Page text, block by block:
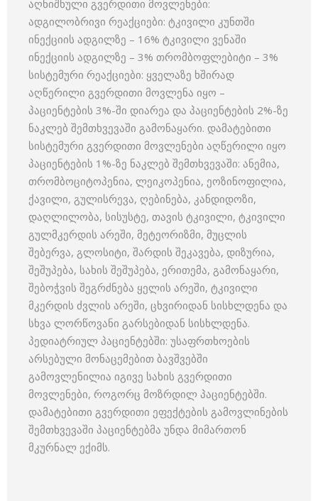
აღნიშნული გვერდითი მოვლენები:
ადგილობრივი რეაქციები: ტკივილი კუნთში
ინექციის ადგილზე – 16% ტკივილი ვენაში
ინექციის ადგილზე – 3% თრომბოფლებიტი – 3%
სისტემური რეაქციები: ყველაზე ხშირად
აღწერილი გვერდითი მოვლენა იყო –
პაციენტების 3%-ში დიარეა და პაციენტების 2%-ზე
ნაკლებ შემთხვევაში გამონაყარი. დამატებითი
სისტემური გვერდითი მოვლენები აღწერილი იყო
პაციენტების 1%-ზე ნაკლებ შემთხვევაში: ანემია,
თრომბოციტოპენია, ლეიკოპენია, ეოზინოფილია,
ქავილი, გულისრევა, ღებინება, კანდიდოზი,
დაღლილობა, სისუსტე, თავის ტკივილი, ტკივილი
გულმკერდის არეში, მეტეორიზმი, მუცლის
შებერვა, გლოსიტი, შარდის შეკავება, დიზურია,
შეშუპება, სახის შეშუპება, ერითემა, გამონაყარი,
შებოჭვის შეგრძნება ყელის არეში, ტკივილი
მკერდის ძვლის არეში, ცხვირიდან სისხლდენა და
სხვა ლორწოვანი გარსებიდან სისხლდენა.
პედიატრიულ პაციენტებში: უსაფრთხოების
არსებული მონაცემებით ბავშვებში
გამოვლენილია იგივე სახის გვერდითი
მოვლენები, როგორც მოზრდილ პაციენტებში.
დამატებითი გვერდითი ეფექტების გამოვლინების
შემთხვევაში პაციენტებმა უნდა მიმართონ
მკურნალ ექიმს.